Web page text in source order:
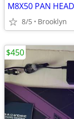
8/5 Brooklyn
$450